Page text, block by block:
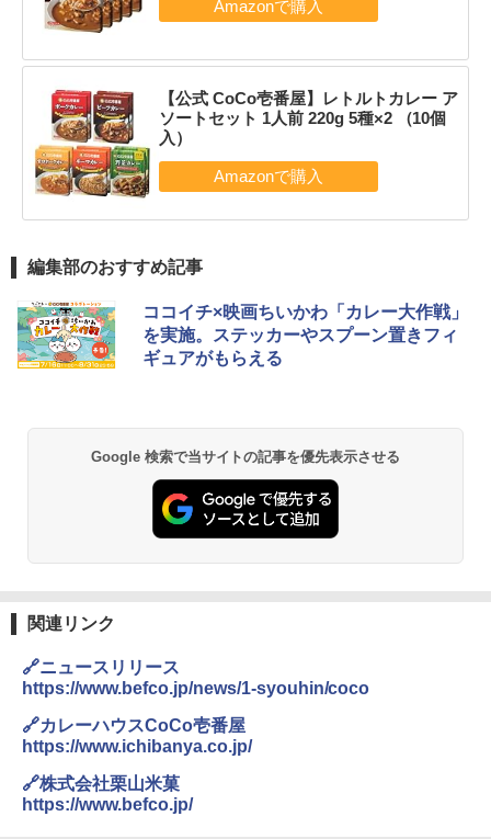
【公式 CoCo壱番屋】レトルトカレー ア
ソートセット 1人前 220g 5種×2 （10個
入）
編集部のおすすめ記事
ココイチ×映画ちいかわ「カレー大作戦」
を実施。ステッカーやスプーン置きフィ
ギュアがもらえる
Google 検索で当サイトの記事を優先表示させる
関連リンク
🔗ニュースリリース
https://www.befco.jp/news/1-syouhin/coco
🔗カレーハウスCoCo壱番屋
https://www.ichibanya.co.jp/
🔗株式会社栗山米菓
https://www.befco.jp/